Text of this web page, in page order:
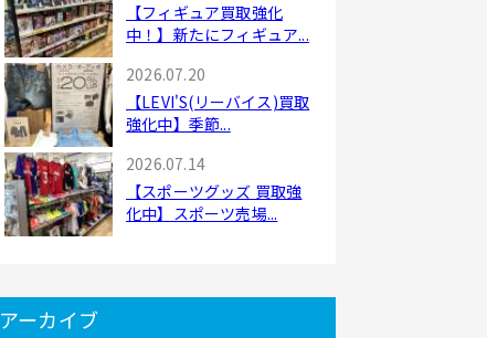
【フィギュア買取強化
中！】新たにフィギュア...
2026.07.20
【LEVI'S(リーバイス)買取
強化中】季節...
2026.07.14
【スポーツグッズ 買取強
化中】スポーツ売場...
アーカイブ